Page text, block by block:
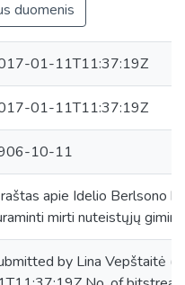
duomenis
01-11T11:37:19Z
01-11T11:37:19Z
10-11
apie Idelio Berlsono
mirti nuteistųjų
by Lina Vepštaitė